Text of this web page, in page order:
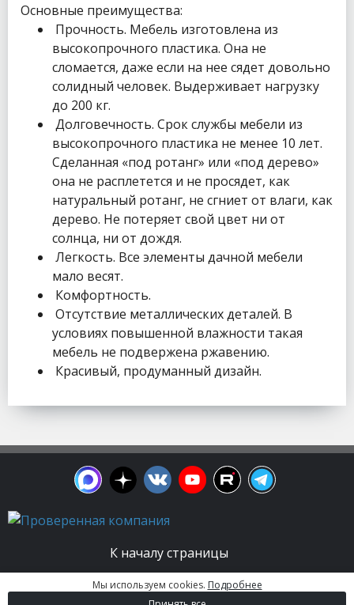
Основные преимущества:
Прочность. Мебель изготовлена из
высокопрочного пластика. Она не
сломается, даже если на нее сядет довольно
солидный человек. Выдерживает нагрузку
до 200 кг.
Долговечность. Срок службы мебели из
высокопрочного пластика не менее 10 лет.
Сделанная «под ротанг» или «под дерево»
она не расплетется и не просядет, как
натуральный ротанг, не сгниет от влаги, как
дерево. Не потеряет свой цвет ни от
солнца, ни от дождя.
Легкость. Все элементы дачной мебели
мало весят.
Комфортность.
Отсутствие металлических деталей. В
условиях повышенной влажности такая
мебель не подвержена ржавению.
Красивый, продуманный дизайн.
К началу страницы
© 2003 - 2026. Апельсин group | Группа
Мы используем cookies. Подробнее